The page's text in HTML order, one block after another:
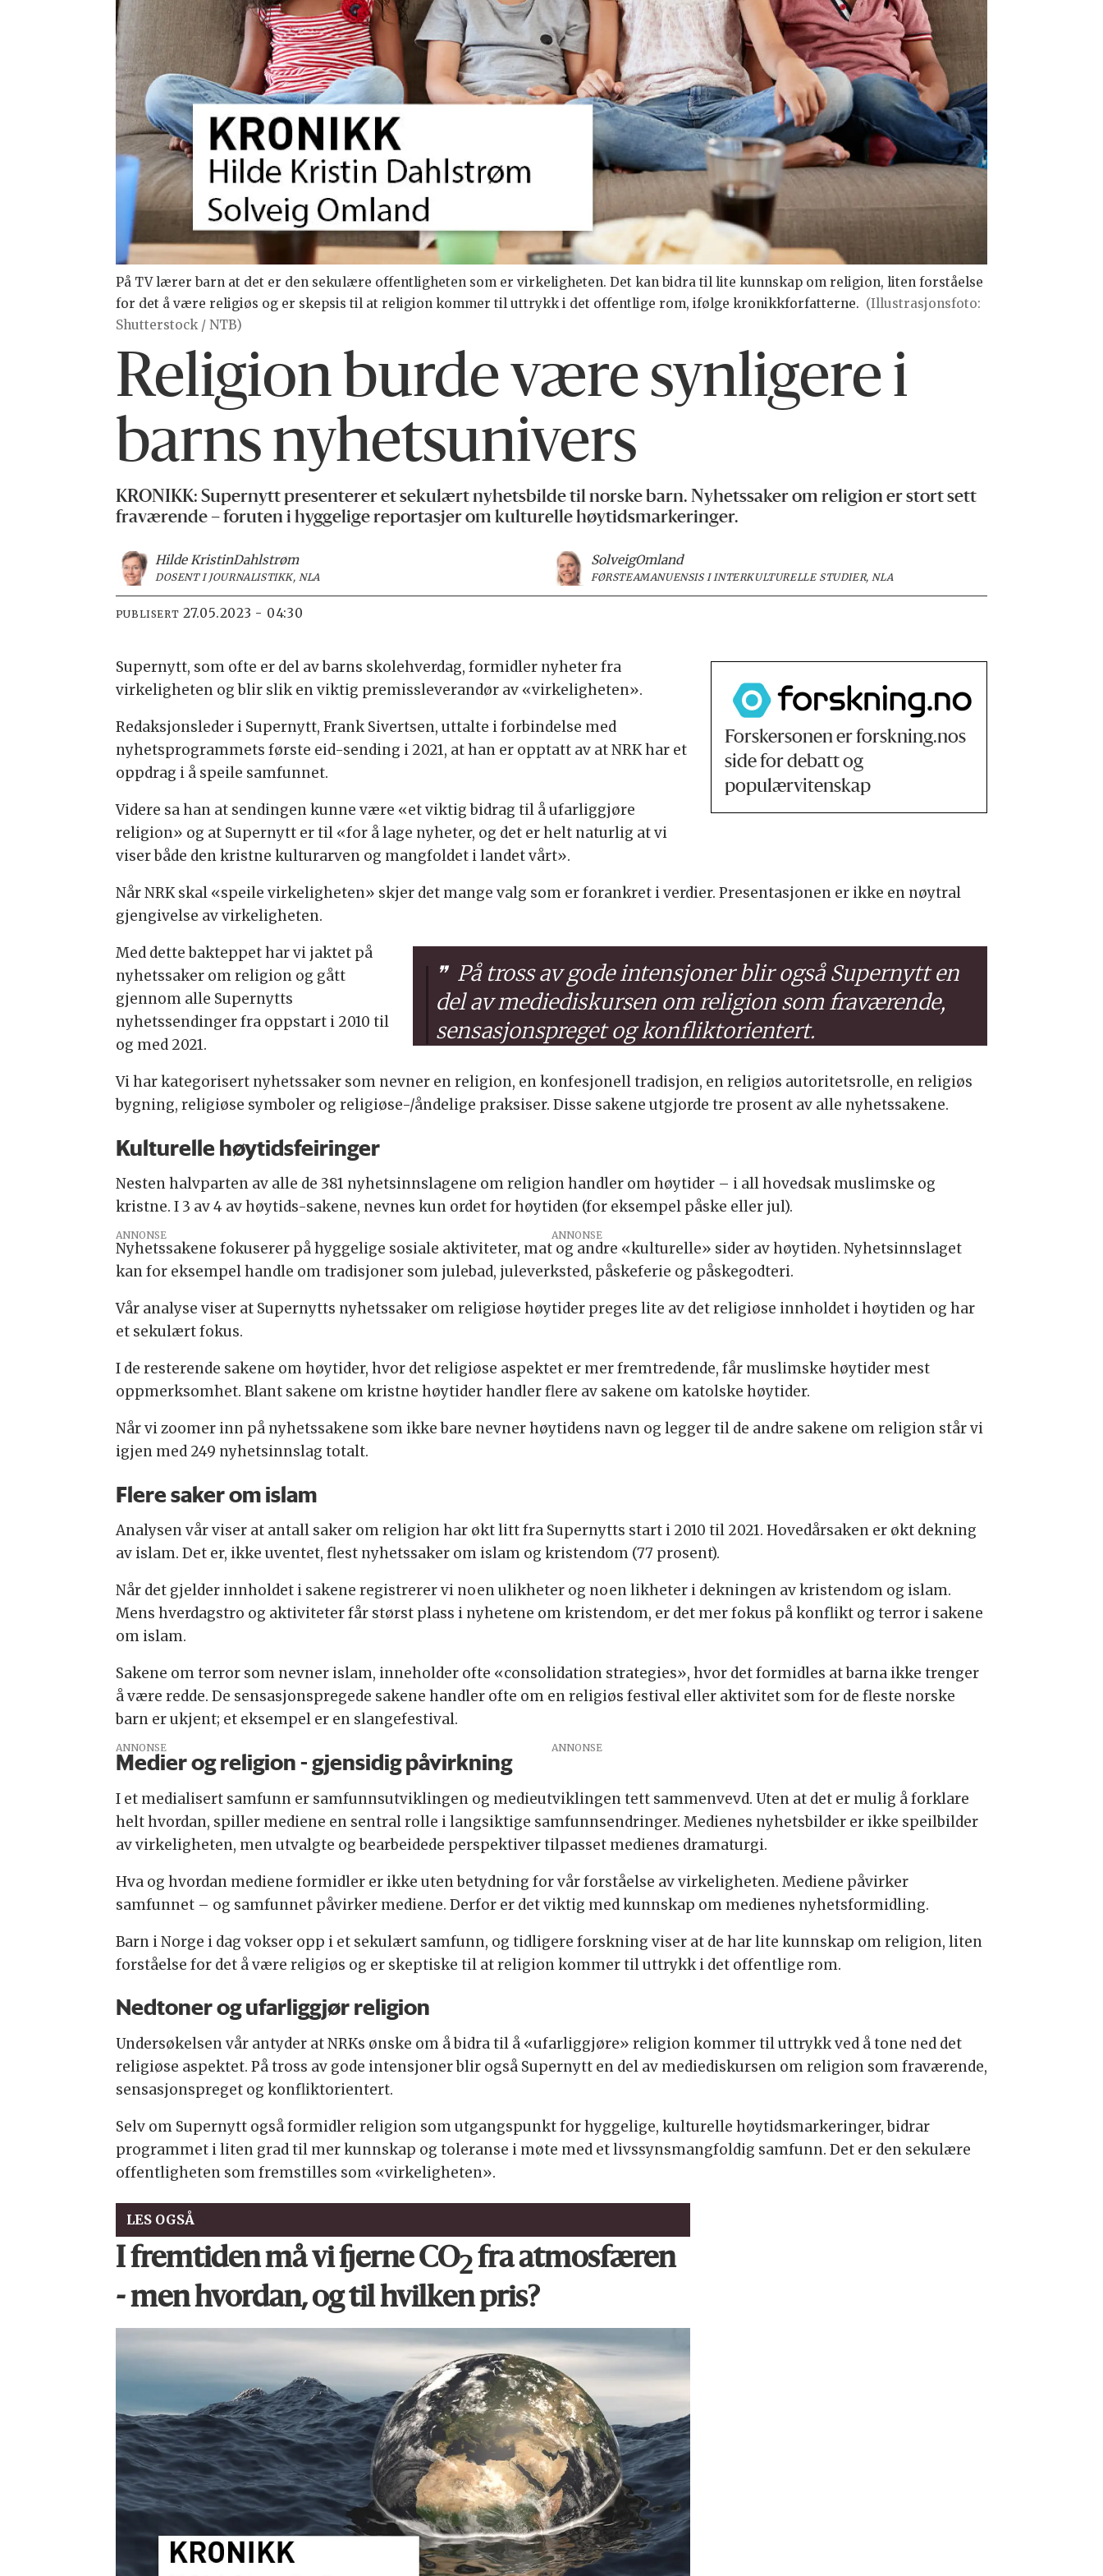
På TV lærer barn at det er den sekulære offentligheten som er virkeligheten. Det kan bidra til lite kunnskap om religion, liten forståelse
for det å være religiøs og er skepsis til at religion kommer til uttrykk i det offentlige rom, ifølge kronikkforfatterne. (Illustrasjonsfoto:
Shutterstock / NTB)
Religion burde være synligere i
barns nyhetsunivers
KRONIKK: Supernytt presenterer et sekulært nyhetsbilde til norske barn. Nyhetssaker om religion er stort sett
fraværende – foruten i hyggelige reportasjer om kulturelle høytidsmarkeringer.
Hilde KristinDahlstrøm
DOSENT I JOURNALISTIKK, NLA
SolveigOmland
FØRSTEAMANUENSIS I INTERKULTURELLE STUDIER, NLA
PUBLISERT 27.05.2023 - 04:30
Forskersonen er forskning.nos
side for debatt og
populærvitenskap
Supernytt, som ofte er del av barns skolehverdag, formidler nyheter fra
virkeligheten og blir slik en viktig premissleverandør av «virkeligheten».
Redaksjonsleder i Supernytt, Frank Sivertsen, uttalte i forbindelse med
nyhetsprogrammets første eid-sending i 2021, at han er opptatt av at NRK har et
oppdrag i å speile samfunnet.
Videre sa han at sendingen kunne være «et viktig bidrag til å ufarliggjøre
religion» og at Supernytt er til «for å lage nyheter, og det er helt naturlig at vi
viser både den kristne kulturarven og mangfoldet i landet vårt».
Når NRK skal «speile virkeligheten» skjer det mange valg som er forankret i verdier. Presentasjonen er ikke en nøytral
gjengivelse av virkeligheten.
På tross av gode intensjoner blir også Supernytt en
del av mediediskursen om religion som fraværende,
sensasjonspreget og konfliktorientert.
Med dette bakteppet har vi jaktet på
nyhetssaker om religion og gått
gjennom alle Supernytts
nyhetssendinger fra oppstart i 2010 til
og med 2021.
Vi har kategorisert nyhetssaker som nevner en religion, en konfesjonell tradisjon, en religiøs autoritetsrolle, en religiøs
bygning, religiøse symboler og religiøse-/åndelige praksiser. Disse sakene utgjorde tre prosent av alle nyhetssakene.
Kulturelle høytidsfeiringer
Nesten halvparten av alle de 381 nyhetsinnslagene om religion handler om høytider – i all hovedsak muslimske og
kristne. I 3 av 4 av høytids-sakene, nevnes kun ordet for høytiden (for eksempel påske eller jul).
ANNONSE
Nyhetssakene fokuserer på hyggelige sosiale aktiviteter, mat og andre «kulturelle» sider av høytiden. Nyhetsinnslaget
kan for eksempel handle om tradisjoner som julebad, juleverksted, påskeferie og påskegodteri.
Vår analyse viser at Supernytts nyhetssaker om religiøse høytider preges lite av det religiøse innholdet i høytiden og har
et sekulært fokus.
I de resterende sakene om høytider, hvor det religiøse aspektet er mer fremtredende, får muslimske høytider mest
oppmerksomhet. Blant sakene om kristne høytider handler flere av sakene om katolske høytider.
Når vi zoomer inn på nyhetssakene som ikke bare nevner høytidens navn og legger til de andre sakene om religion står vi
igjen med 249 nyhetsinnslag totalt.
Flere saker om islam
Analysen vår viser at antall saker om religion har økt litt fra Supernytts start i 2010 til 2021. Hovedårsaken er økt dekning
av islam. Det er, ikke uventet, flest nyhetssaker om islam og kristendom (77 prosent).
Når det gjelder innholdet i sakene registrerer vi noen ulikheter og noen likheter i dekningen av kristendom og islam.
Mens hverdagstro og aktiviteter får størst plass i nyhetene om kristendom, er det mer fokus på konflikt og terror i sakene
om islam.
Sakene om terror som nevner islam, inneholder ofte «consolidation strategies», hvor det formidles at barna ikke trenger
å være redde. De sensasjonspregede sakene handler ofte om en religiøs festival eller aktivitet som for de fleste norske
barn er ukjent; et eksempel er en slangefestival.
ANNONSE
Medier og religion - gjensidig påvirkning
I et medialisert samfunn er samfunnsutviklingen og medieutviklingen tett sammenvevd. Uten at det er mulig å forklare
helt hvordan, spiller mediene en sentral rolle i langsiktige samfunnsendringer. Medienes nyhetsbilder er ikke speilbilder
av virkeligheten, men utvalgte og bearbeidede perspektiver tilpasset medienes dramaturgi.
Hva og hvordan mediene formidler er ikke uten betydning for vår forståelse av virkeligheten. Mediene påvirker
samfunnet – og samfunnet påvirker mediene. Derfor er det viktig med kunnskap om medienes nyhetsformidling.
Barn i Norge i dag vokser opp i et sekulært samfunn, og tidligere forskning viser at de har lite kunnskap om religion, liten
forståelse for det å være religiøs og er skeptiske til at religion kommer til uttrykk i det offentlige rom.
Nedtoner og ufarliggjør religion
Undersøkelsen vår antyder at NRKs ønske om å bidra til å «ufarliggjøre» religion kommer til uttrykk ved å tone ned det
religiøse aspektet. På tross av gode intensjoner blir også Supernytt en del av mediediskursen om religion som fraværende,
sensasjonspreget og konfliktorientert.
Selv om Supernytt også formidler religion som utgangspunkt for hyggelige, kulturelle høytidsmarkeringer, bidrar
programmet i liten grad til mer kunnskap og toleranse i møte med et livssynsmangfoldig samfunn. Det er den sekulære
offentligheten som fremstilles som «virkeligheten».
LES OGSÅ
I fremtiden må vi fjerne CO2fra atmosfæren
- men hvordan, og til hvilken pris?